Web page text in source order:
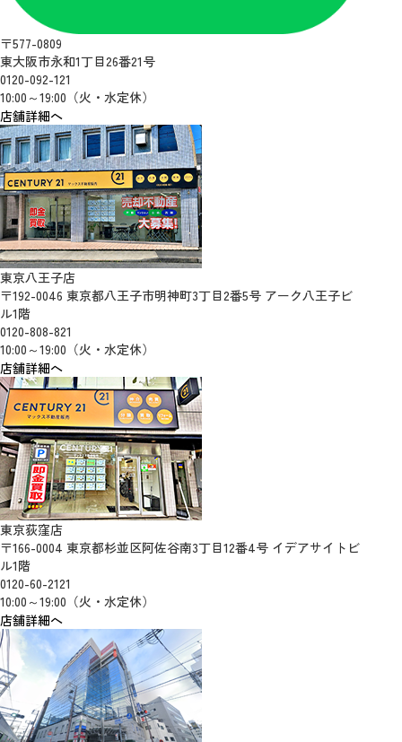
〒577-0809
東大阪市永和1丁目26番21号
0120-092-121
10:00～19:00（火・水定休）
店舗詳細へ
東京八王子店
〒192-0046 東京都八王子市明神町3丁目2番5号 アーク八王子ビ
ル1階
0120-808-821
10:00～19:00（火・水定休）
店舗詳細へ
東京荻窪店
〒166-0004 東京都杉並区阿佐谷南3丁目12番4号 イデアサイトビ
ル1階
0120-60-2121
10:00～19:00（火・水定休）
店舗詳細へ